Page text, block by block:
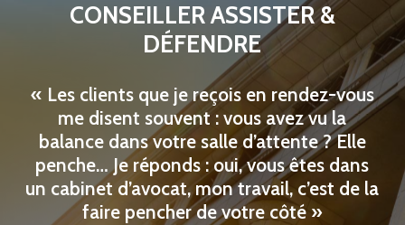
CONSEILLER ASSISTER &
DÉFENDRE
« Les clients que je reçois en rendez-vous
me disent souvent : vous avez vu la
balance dans votre salle d’attente ? Elle
penche… Je réponds : oui, vous êtes dans
un cabinet d’avocat, mon travail, c’est de la
faire pencher de votre côté »